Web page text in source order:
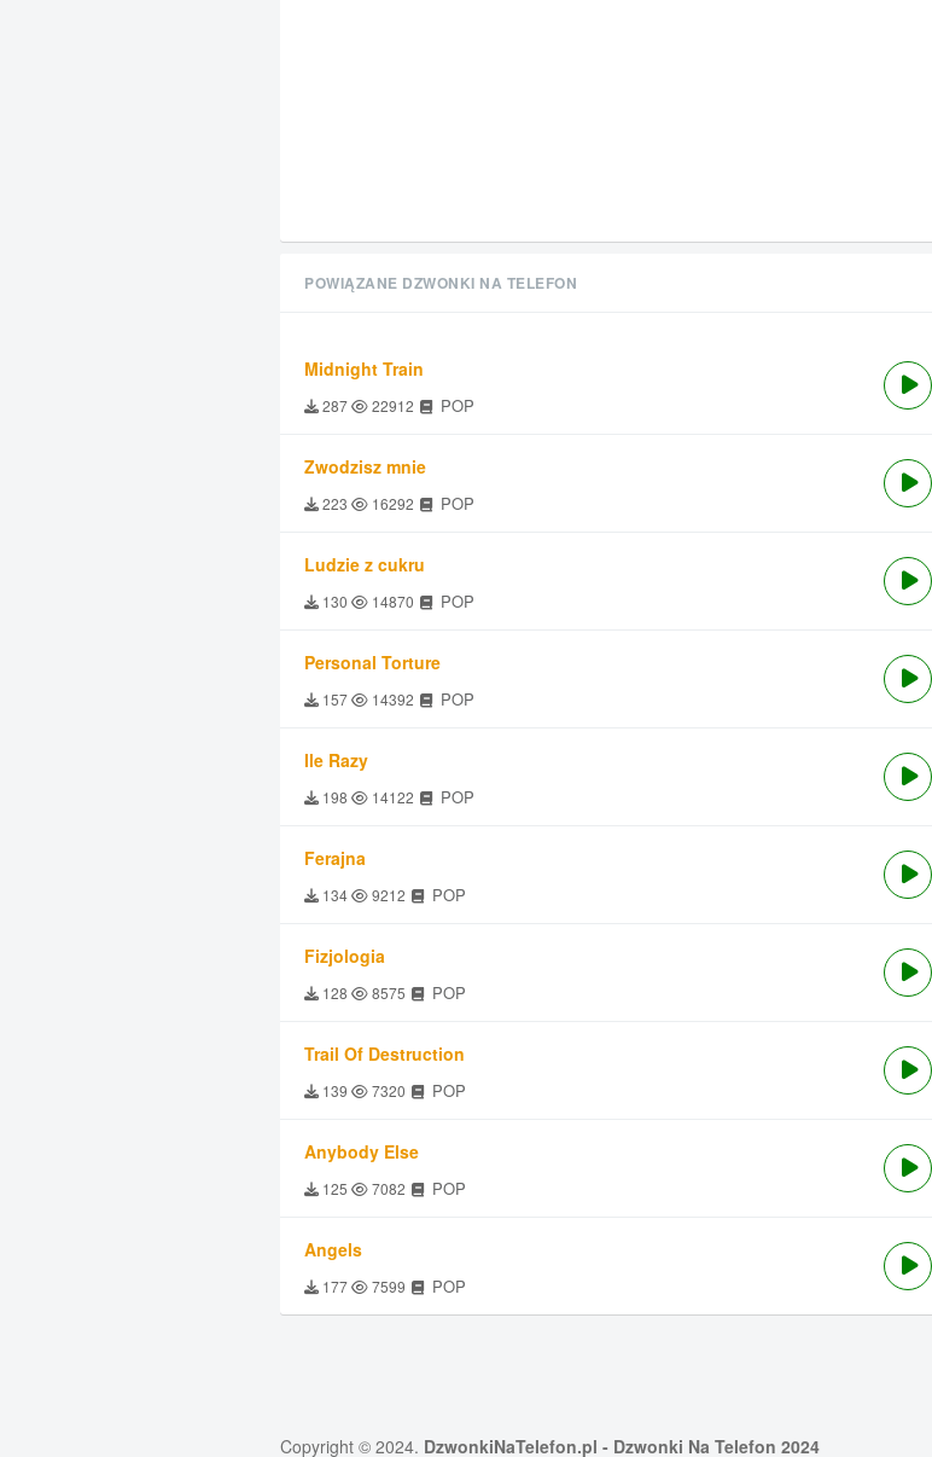
POWIĄZANE DZWONKI NA TELEFON
Midnight Train
287 22912 POP
Zwodzisz mnie
223 16292 POP
Ludzie z cukru
130 14870 POP
Personal Torture
157 14392 POP
Ile Razy
198 14122 POP
Ferajna
134 9212 POP
Fizjologia
128 8575 POP
Trail Of Destruction
139 7320 POP
Anybody Else
125 7082 POP
Angels
177 7599 POP
Copyright © 2024. DzwonkiNaTelefon.pl - Dzwonki Na Telefon 2024